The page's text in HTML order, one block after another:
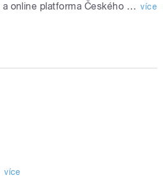
Radio Wave je stanice a online platforma Českého rozhlasu, která přináší podcasty o životním stylu, hudbě, psychologii, módě, cestování, vztazích i ekologii. více
více